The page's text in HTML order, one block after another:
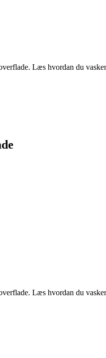
Læs hvordan du
Læs hvordan du